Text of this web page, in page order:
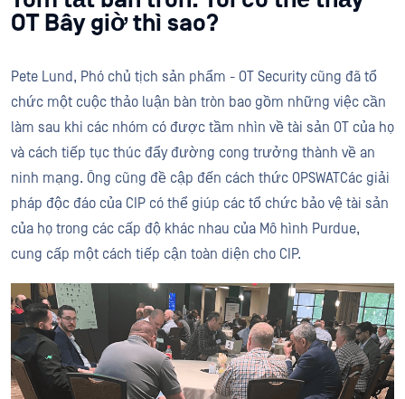
OT Bây giờ thì sao?
Pete Lund, Phó chủ tịch sản phẩm - OT Security cũng đã tổ
chức một cuộc thảo luận bàn tròn bao gồm những việc cần
làm sau khi các nhóm có được tầm nhìn về tài sản OT của họ
và cách tiếp tục thúc đẩy đường cong trưởng thành về an
ninh mạng. Ông cũng đề cập đến cách thức OPSWATCác giải
pháp độc đáo của CIP có thể giúp các tổ chức bảo vệ tài sản
của họ trong các cấp độ khác nhau của Mô hình Purdue,
cung cấp một cách tiếp cận toàn diện cho CIP.